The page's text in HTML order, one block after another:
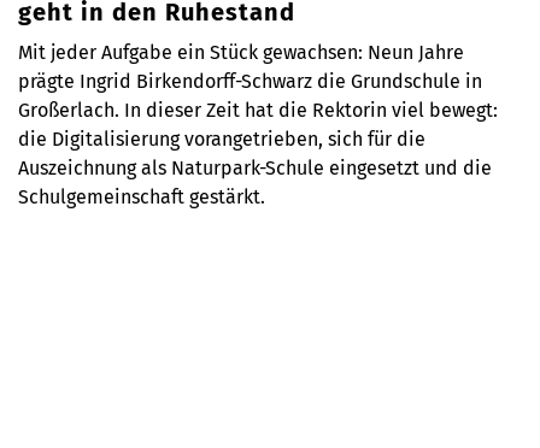
geht in den Ruhestand
Mit jeder Aufgabe ein Stück gewachsen: Neun Jahre
prägte Ingrid Birkendorff-Schwarz die Grundschule in
Großerlach. In dieser Zeit hat die Rektorin viel bewegt:
die Digitalisierung vorangetrieben, sich für die
Auszeichnung als Naturpark-Schule eingesetzt und die
Schulgemeinschaft gestärkt.